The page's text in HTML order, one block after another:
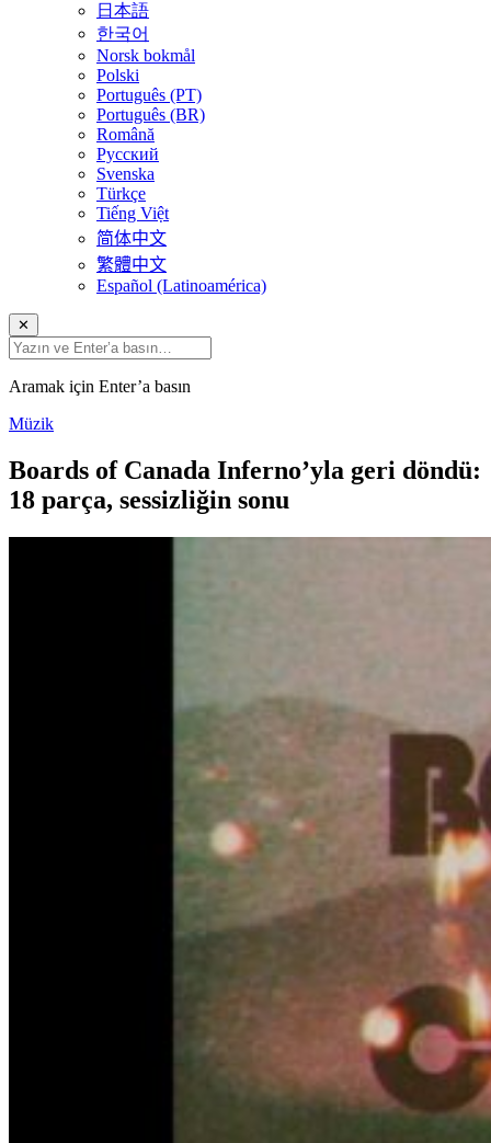
日本語
한국어
Norsk bokmål
Polski
Português (PT)
Português (BR)
Română
Русский
Svenska
Türkçe
Tiếng Việt
简体中文
繁體中文
Español (Latinoamérica)
✕
Aramak için Enter’a basın
Müzik
Boards of Canada Inferno’yla geri döndü:
18 parça, sessizliğin sonu